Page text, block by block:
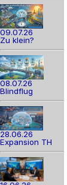
09.07.26
Zu klein?
08.07.26
Blindflug
28.06.26
Expansion TH